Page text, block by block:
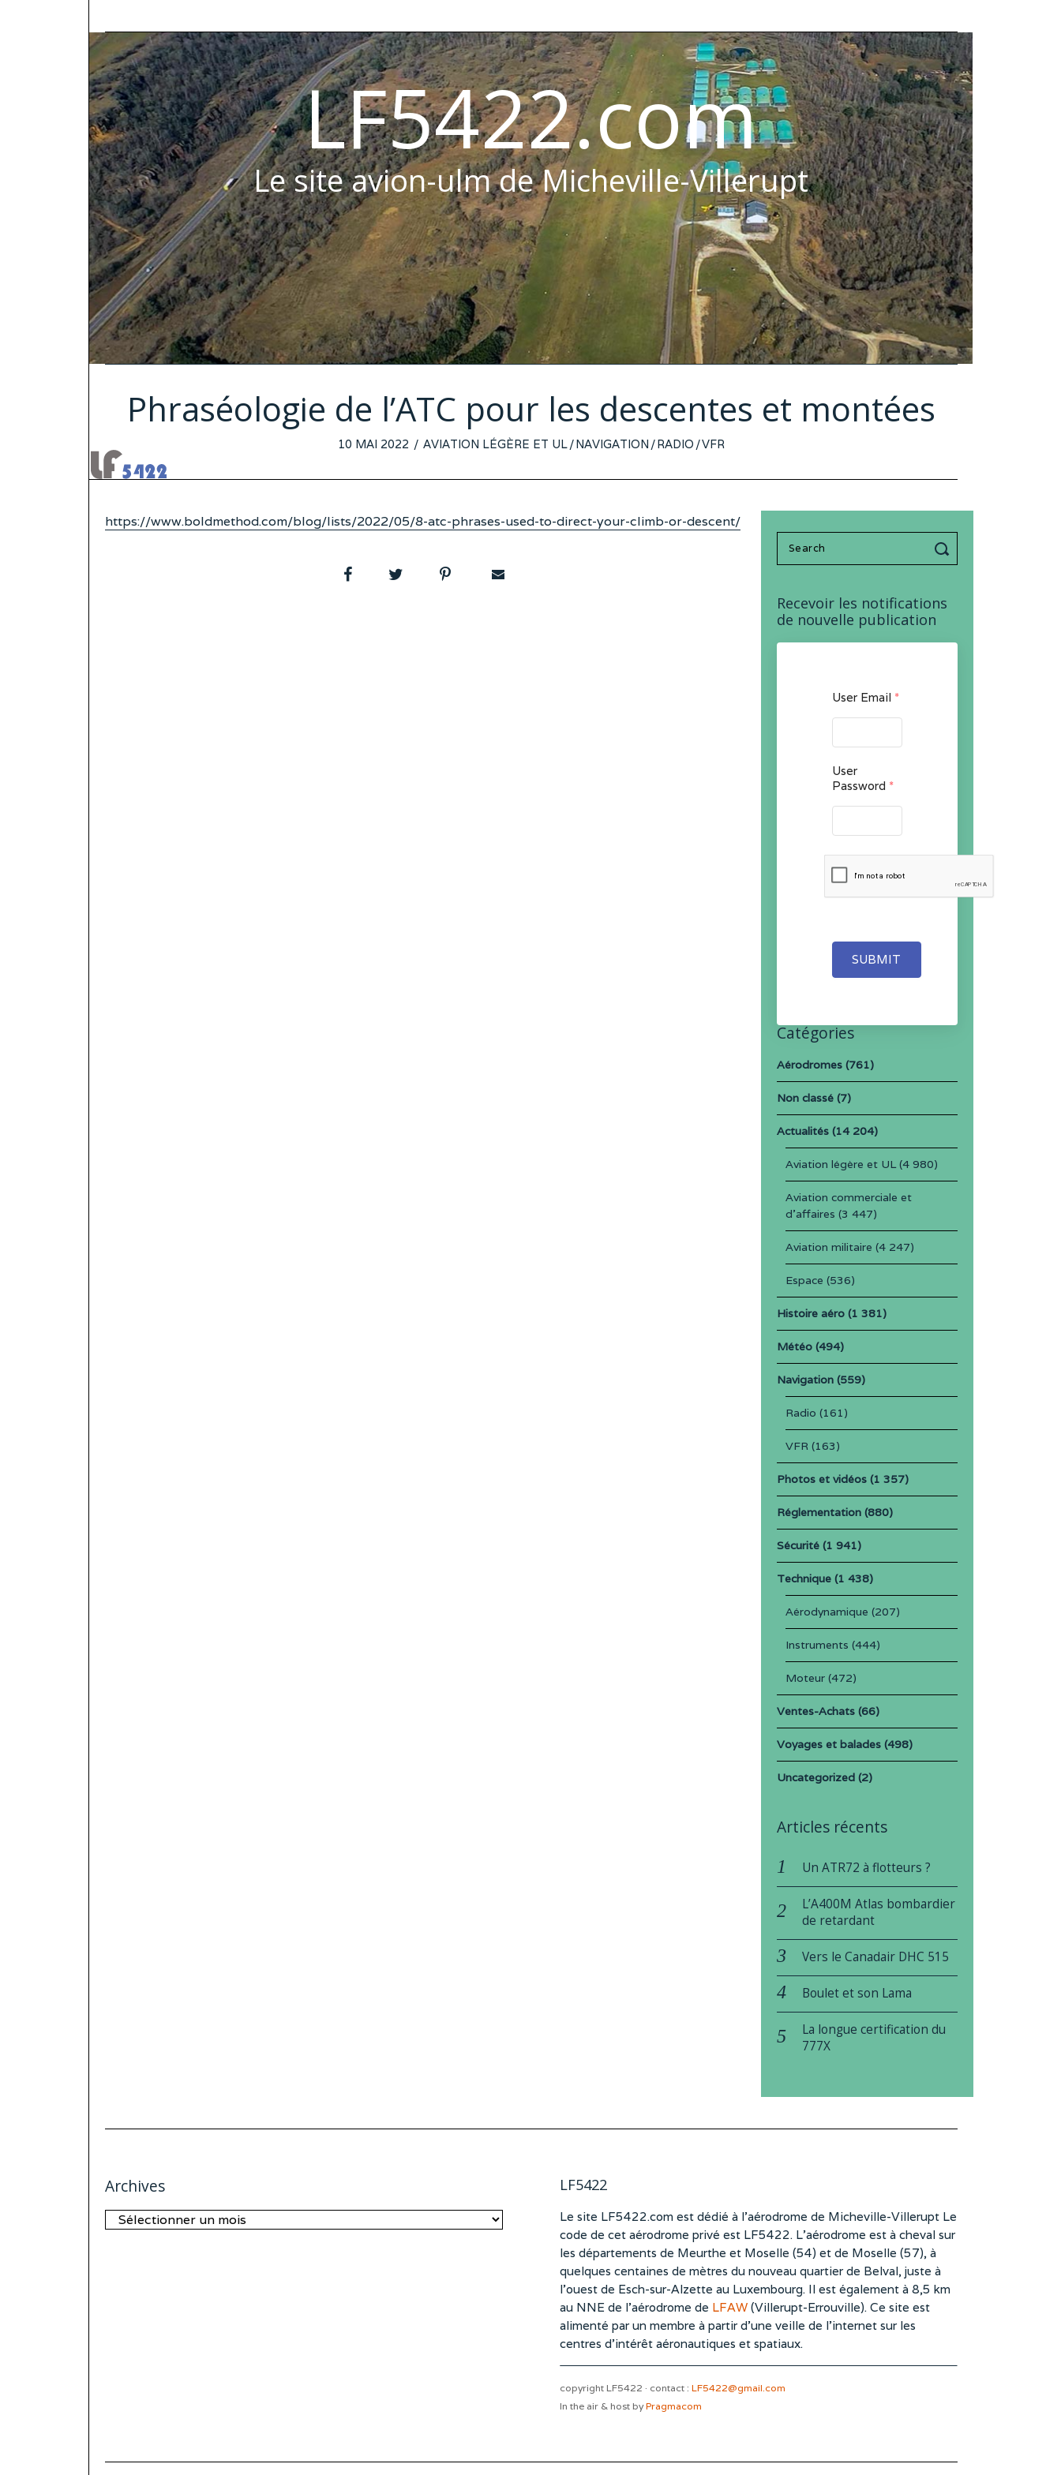
LF5422.com
Le site avion-ulm de Micheville-Villerupt
Phraséologie de l’ATC pour les descentes et montées
POSTED
10 MAI 2022 7
2022
AVIATION LÉGÈRE ET UL/NAVIGATION /RADIO /VFR
https://www.boldmethod.com/blog/lists/2022/05/8-atc-phrases-used-to-direct-your-climb-or-descent/
Search
for:
Recevoir les notifications
de nouvelle publication
User Email *
User
Password *
SUBMIT
Catégories
Aérodromes(761)
Non classé(7)
Actualités(14 204)
Aviation légère et UL(4 980)
Aviation commerciale et
d'affaires (3 447)
Aviation militaire (4 247)
Espace (536)
Histoire aéro(1 381)
Météo(494)
Navigation(559)
Radio (161)
VFR (163)
Photos et vidéos(1 357)
Réglementation(880)
Sécurité(1 941)
Technique(1 438)
Aérodynamique (207)
Instruments (444)
Moteur(472)
Ventes-Achats(66)
Voyages et balades(498)
Uncategorized(2)
Articles récents
Un ATR72 à flotteurs ?
L’A400M Atlas bombardier
de retardant
Vers le Canadair DHC 515
Boulet et son Lama
La longue certification du
777X
Archives
Archives
LF5422
Le site LF5422.com est dédié à l’aérodrome de Micheville-Villerupt Le
code de cet aérodrome privé est LF5422. L’aérodrome est à cheval sur
les départements de Meurthe et Moselle (54) et de Moselle (57), à
quelques centaines de mètres du nouveau quartier de Belval, juste à
l’ouest de Esch-sur-Alzette au Luxembourg. Il est également à 8,5 km
au NNE de l’aérodrome de LFAW(Villerupt-Errouville). Ce site est
alimenté par un membre à partir d’une veille de l’internet sur les
centres d’intérêt aéronautiques et spatiaux.
copyright LF5422 · contact : LF5422@gmail.com
In the air & host byPragmacom